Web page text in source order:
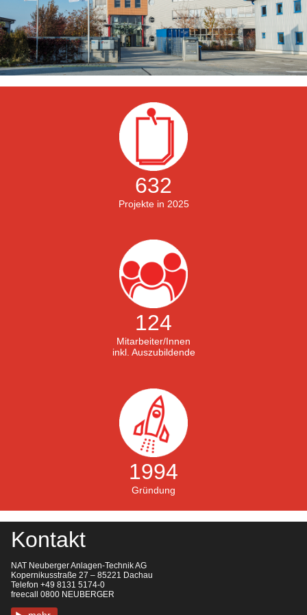
632
Projekte in 2025
124
Mitarbeiter/Innen
inkl. Auszubildende
1994
Gründung
Kontakt
NAT Neuberger Anlagen-Technik AG
Kopernikusstraße 27 – 85221 Dachau
Telefon +49 8131 5174-0
freecall 0800 NEUBERGER